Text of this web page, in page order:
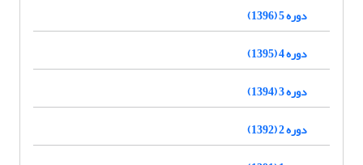
دوره 5 (1396)
دوره 4 (1395)
دوره 3 (1394)
دوره 2 (1392)